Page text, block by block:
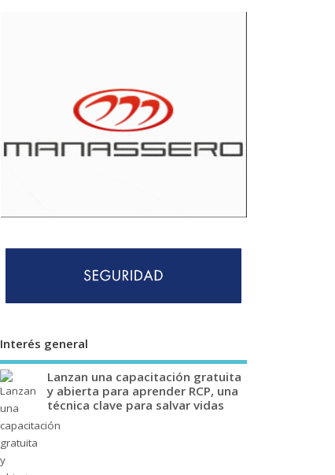
Interés general
Lanzan una capacitación gratuita
y abierta para aprender RCP, una
técnica clave para salvar vidas